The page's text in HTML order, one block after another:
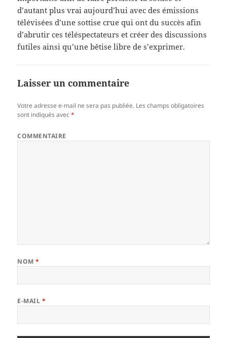
d’autant plus vrai aujourd’hui avec des émissions
télévisées d’une sottise crue qui ont du succès afin
d’abrutir ces téléspectateurs et créer des discussions
futiles ainsi qu’une bêtise libre de s’exprimer.
Laisser un commentaire
Votre adresse e-mail ne sera pas publiée. Les champs obligatoires
sont indiqués avec*
COMMENTAIRE
NOM*
E-MAIL *